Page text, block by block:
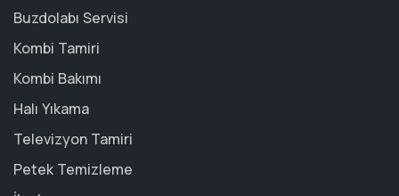
Buzdolabı Servisi
Kombi Tamiri
Kombi Bakımı
Halı Yıkama
Televizyon Tamiri
Petek Temizleme